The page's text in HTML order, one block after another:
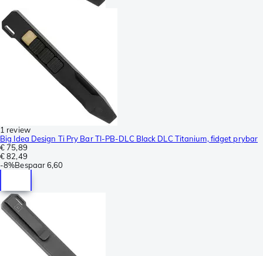
1 review
Big Idea Design Ti Pry Bar TI-PB-DLC Black DLC Titanium, fidget prybar
€ 75,89
€ 82,49
-8%Bespaar6,60